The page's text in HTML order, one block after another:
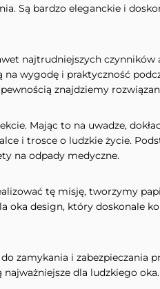
Są bardzo eleganckie i
najtrudniejszych
wygodę i praktyczność
znajdziemy
Mając to na uwadze,
i trosce o ludzkie życie.
na odpady medyczne.
tę misję, tworzymy
oka design, który doskonale
zamykania i
dla ludzkiego